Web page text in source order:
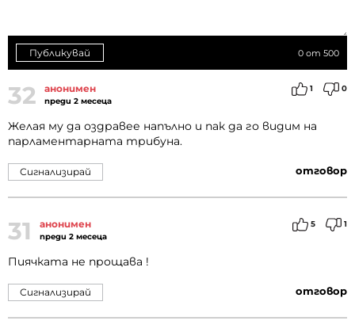
0 от 500
Публикувай
32 анонимен
преди 2 месеца
1 0
Желая му да оздравее напълно и пак да го видим на
парламентарната трибуна.
отговор
Сигнализирай
31 анонимен
преди 2 месеца
5 1
Пиячката не прощава !
отговор
Сигнализирай